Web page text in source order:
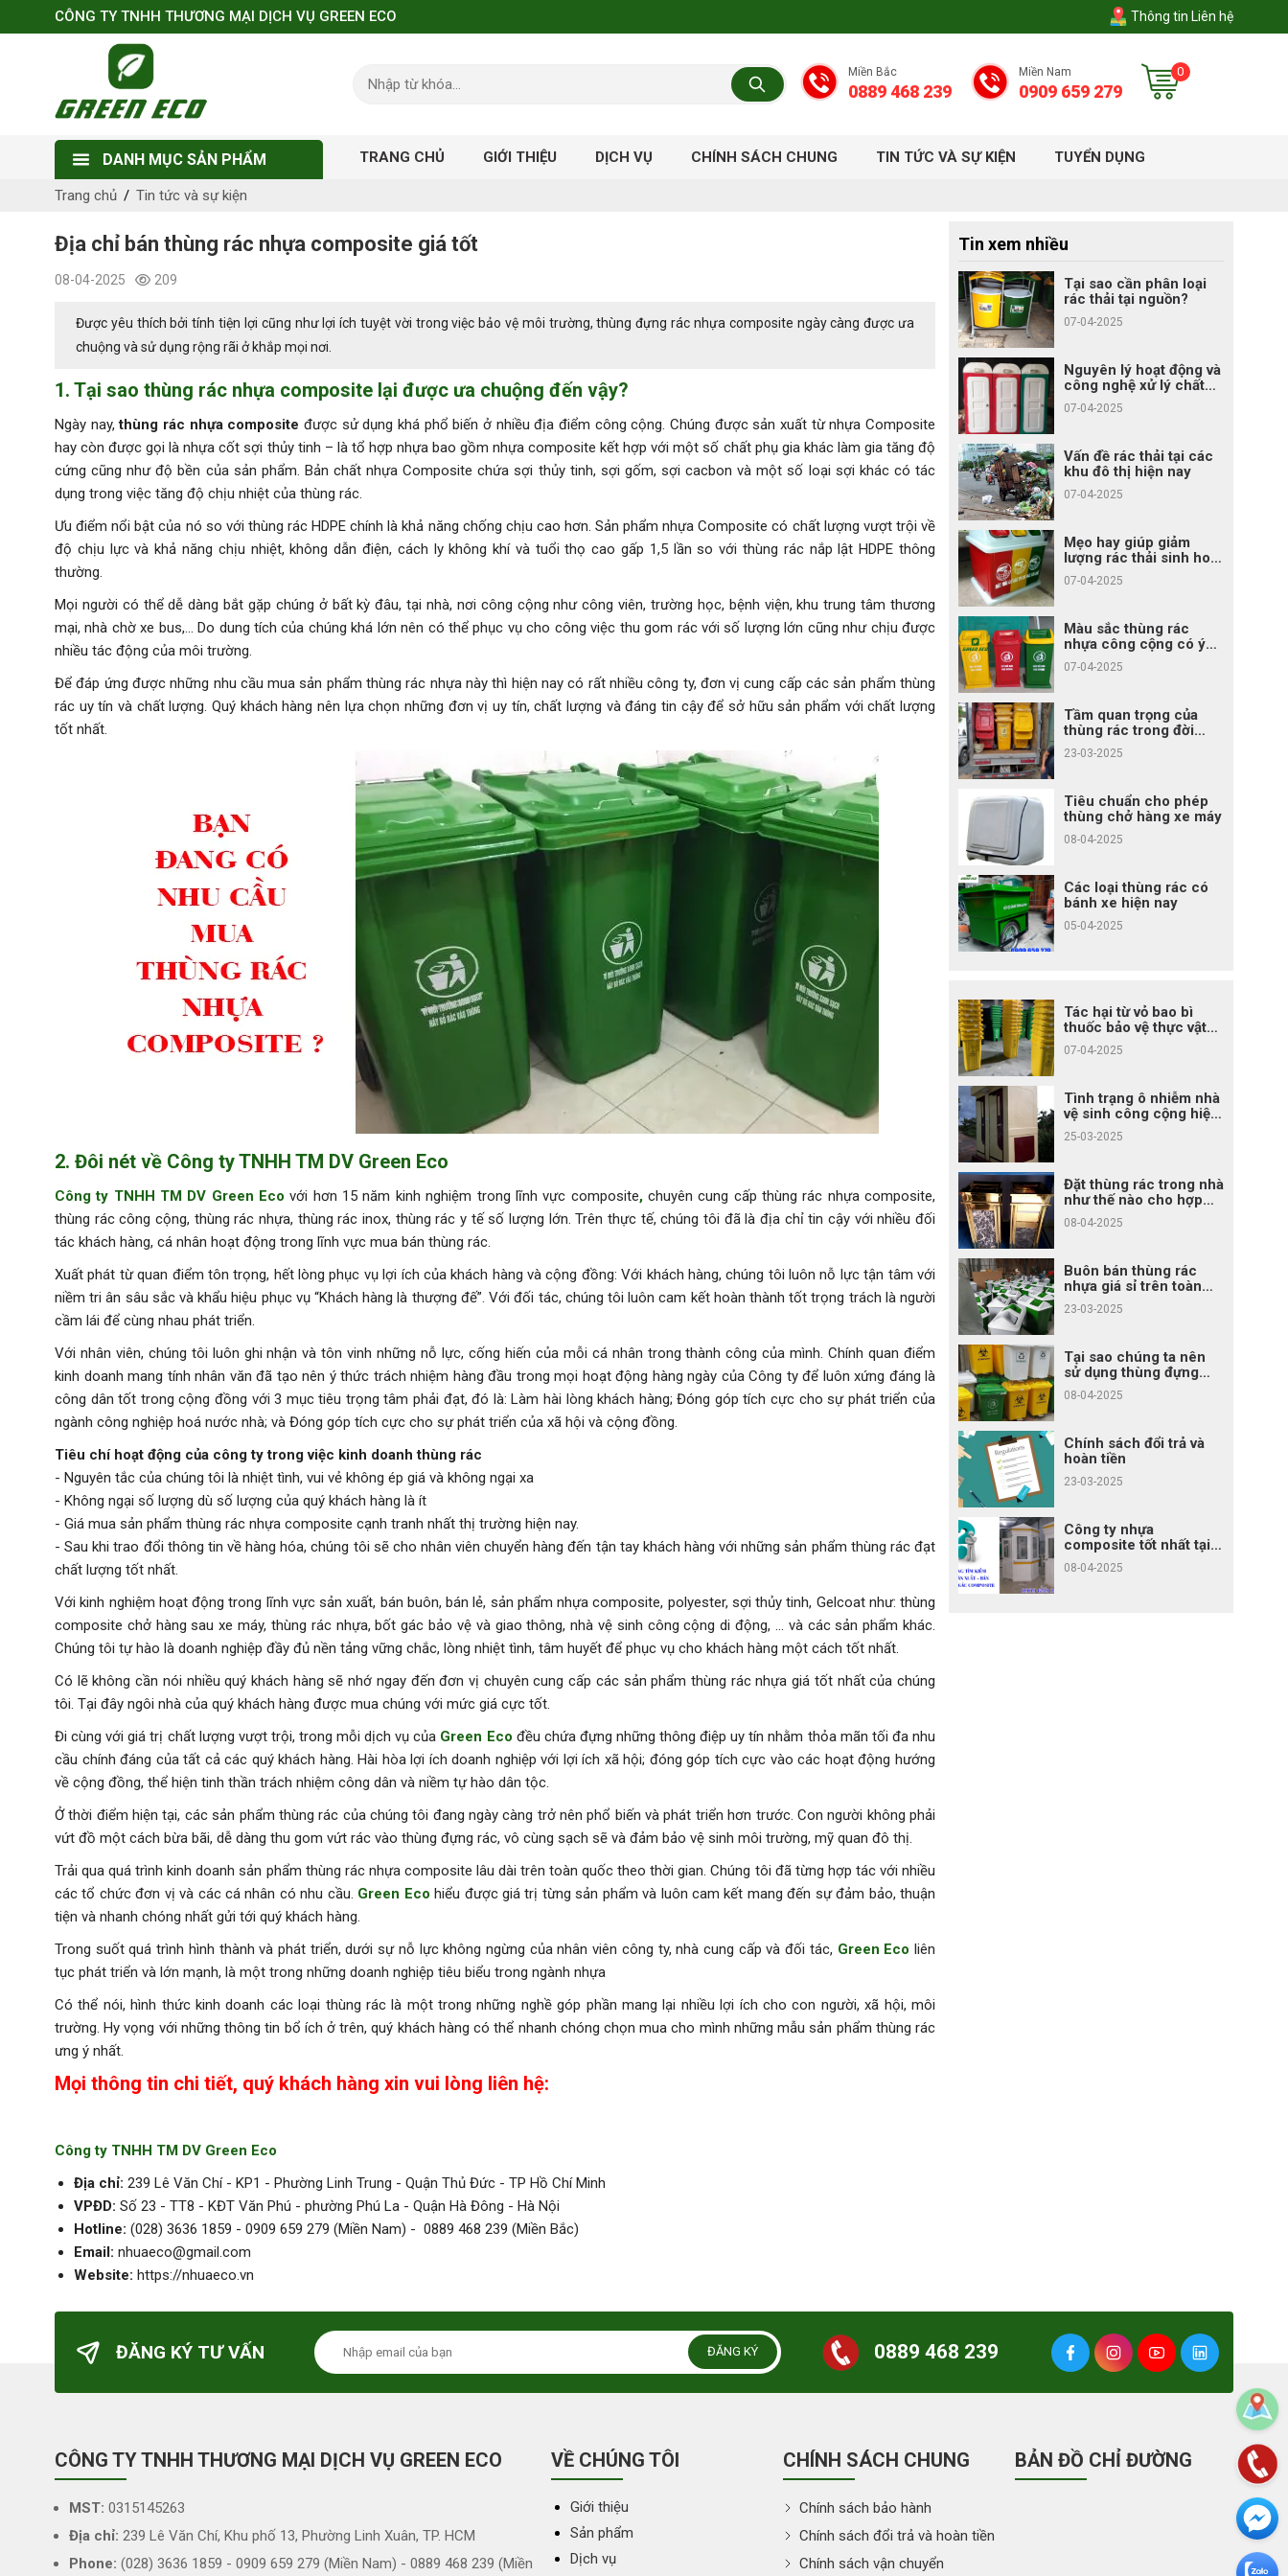
CÔNG TY TNHH THƯƠNG MẠI DỊCH VỤ GREEN ECO Thông tin Liên hệ
Miền Bắc
0889 468 239
Miền Nam
0909 659 279
0
DANH MỤC SẢN PHẨM TRANG CHỦ GIỚI THIỆU DỊCH VỤ CHÍNH SÁCH CHUNG TIN TỨC VÀ SỰ KIỆN TUYỂN DỤNG
Trang chủ Tin tức và sự kiện
Địa chỉ bán thùng rác nhựa composite giá tốt
08-04-2025 209
Được yêu thích bởi tính tiện lợi cũng như lợi ích tuyệt vời trong việc bảo vệ môi trường, thùng đựng rác nhựa composite ngày càng được ưa
chuộng và sử dụng rộng rãi ở khắp mọi nơi.
1. Tại sao thùng rác nhựa composite lại được ưa chuộng đến vậy?
Ngày nay, thùng rác nhựa composite được sử dụng khá phổ biến ở nhiều địa điểm công cộng. Chúng được sản xuất từ nhựa Composite
hay còn được gọi là nhựa cốt sợi thủy tinh – là tổ hợp nhựa bao gồm nhựa composite kết hợp với một số chất phụ gia khác làm gia tăng độ
cứng cũng như độ bền của sản phẩm. Bản chất nhựa Composite chứa sợi thủy tinh, sợi gốm, sợi cacbon và một số loại sợi khác có tác
dụng trong việc tăng độ chịu nhiệt của thùng rác.
Ưu điểm nổi bật của nó so với thùng rác HDPE chính là khả năng chống chịu cao hơn. Sản phẩm nhựa Composite có chất lượng vượt trội về
độ chịu lực và khả năng chịu nhiệt, không dẫn điện, cách ly không khí và tuổi thọ cao gấp 1,5 lần so với thùng rác nắp lật HDPE thông
thường.
Mọi người có thể dễ dàng bắt gặp chúng ở bất kỳ đâu, tại nhà, nơi công cộng như công viên, trường học, bệnh viện, khu trung tâm thương
mại, nhà chờ xe bus,… Do dung tích của chúng khá lớn nên có thể phục vụ cho công việc thu gom rác với số lượng lớn cũng như chịu được
nhiều tác động của môi trường.
Để đáp ứng được những nhu cầu mua sản phẩm thùng rác nhựa này thì hiện nay có rất nhiều công ty, đơn vị cung cấp các sản phẩm thùng
rác uy tín và chất lượng. Quý khách hàng nên lựa chọn những đơn vị uy tín, chất lượng và đáng tin cậy để sở hữu sản phẩm với chất lượng
tốt nhất.
2. Đôi nét về Công ty TNHH TM DV Green Eco
Công ty TNHH TM DV Green Ecovới hơn 15 năm kinh nghiệm trong lĩnh vực composite, chuyên cung cấp thùng rác nhựa composite,
thùng rác công cộng, thùng rác nhựa, thùng rác inox, thùng rác y tế số lượng lớn. Trên thực tế, chúng tôi đã là địa chỉ tin cậy với nhiều đối
tác khách hàng, cá nhân hoạt động trong lĩnh vực mua bán thùng rác.
Xuất phát từ quan điểm tôn trọng, hết lòng phục vụ lợi ích của khách hàng và cộng đồng: Với khách hàng, chúng tôi luôn nỗ lực tận tâm với
niềm tri ân sâu sắc và khẩu hiệu phục vụ “Khách hàng là thượng đế”. Với đối tác, chúng tôi luôn cam kết hoàn thành tốt trọng trách là người
cầm lái để cùng nhau phát triển.
Với nhân viên, chúng tôi luôn ghi nhận và tôn vinh những nỗ lực, cống hiến của mỗi cá nhân trong thành công của mình. Chính quan điểm
kinh doanh mang tính nhân văn đã tạo nên ý thức trách nhiệm hàng đầu trong mọi hoạt động hàng ngày của Công ty để luôn xứng đáng là
công dân tốt trong cộng đồng với 3 mục tiêu trọng tâm phải đạt, đó là: Làm hài lòng khách hàng; Đóng góp tích cực cho sự phát triển của
ngành công nghiệp hoá nước nhà; và Đóng góp tích cực cho sự phát triển của xã hội và cộng đồng.
Tiêu chí hoạt động của công ty trong việc kinh doanh thùng rác
- Nguyên tắc của chúng tôi là nhiệt tình, vui vẻ không ép giá và không ngại xa
- Không ngại số lượng dù số lượng của quý khách hàng là ít
- Giá mua sản phẩm thùng rác nhựa composite cạnh tranh nhất thị trường hiện nay.
- Sau khi trao đổi thông tin về hàng hóa, chúng tôi sẽ cho nhân viên chuyển hàng đến tận tay khách hàng với những sản phẩm thùng rác đạt
chất lượng tốt nhất.
Với kinh nghiệm hoạt động trong lĩnh vực sản xuất, bán buôn, bán lẻ, sản phẩm nhựa composite, polyester, sợi thủy tinh, Gelcoat như: thùng
composite chở hàng sau xe máy, thùng rác nhựa, bốt gác bảo vệ và giao thông, nhà vệ sinh công cộng di động, ... và các sản phẩm khác.
Chúng tôi tự hào là doanh nghiệp đầy đủ nền tảng vững chắc, lòng nhiệt tình, tâm huyết để phục vụ cho khách hàng một cách tốt nhất.
Có lẽ không cần nói nhiều quý khách hàng sẽ nhớ ngay đến đơn vị chuyên cung cấp các sản phẩm thùng rác nhựa giá tốt nhất của chúng
tôi. Tại đây ngôi nhà của quý khách hàng được mua chúng với mức giá cực tốt.
Đi cùng với giá trị chất lượng vượt trội, trong mỗi dịch vụ của Green Eco đều chứa đựng những thông điệp uy tín nhằm thỏa mãn tối đa nhu
cầu chính đáng của tất cả các quý khách hàng. Hài hòa lợi ích doanh nghiệp với lợi ích xã hội; đóng góp tích cực vào các hoạt động hướng
về cộng đồng, thể hiện tinh thần trách nhiệm công dân và niềm tự hào dân tộc.
Ở thời điểm hiện tại, các sản phẩm thùng rác của chúng tôi đang ngày càng trở nên phổ biến và phát triển hơn trước. Con người không phải
vứt đồ một cách bừa bãi, dễ dàng thu gom vứt rác vào thùng đựng rác, vô cùng sạch sẽ và đảm bảo vệ sinh môi trường, mỹ quan đô thị.
Trải qua quá trình kinh doanh sản phẩm thùng rác nhựa composite lâu dài trên toàn quốc theo thời gian. Chúng tôi đã từng hợp tác với nhiều
các tổ chức đơn vị và các cá nhân có nhu cầu. Green Ecohiểu được giá trị từng sản phẩm và luôn cam kết mang đến sự đảm bảo, thuận
tiện và nhanh chóng nhất gửi tới quý khách hàng.
Trong suốt quá trình hình thành và phát triển, dưới sự nỗ lực không ngừng của nhân viên công ty, nhà cung cấp và đối tác, Green Eco liên
tục phát triển và lớn mạnh, là một trong những doanh nghiệp tiêu biểu trong ngành nhựa
Có thể nói, hình thức kinh doanh các loại thùng rác là một trong những nghề góp phần mang lại nhiều lợi ích cho con người, xã hội, môi
trường. Hy vọng với những thông tin bổ ích ở trên, quý khách hàng có thể nhanh chóng chọn mua cho mình những mẫu sản phẩm thùng rác
ưng ý nhất.
Mọi thông tin chi tiết, quý khách hàng xin vui lòng liên hệ:
Công ty TNHH TM DV Green Eco
Địa chỉ: 239 Lê Văn Chí - KP1 - Phường Linh Trung - Quận Thủ Đức - TP Hồ Chí Minh
VPĐD: Số 23 - TT8 - KĐT Văn Phú - phường Phú La - Quận Hà Đông - Hà Nội
Hotline: (028) 3636 1859 - 0909 659 279 (Miền Nam) - 0889 468 239 (Miền Bắc)
Email: nhuaeco@gmail.com
Website: https://nhuaeco.vn
Tin xem nhiều
Tại sao cần phân loại
rác thải tại nguồn?
07-04-2025
Nguyên lý hoạt động và
công nghệ xử lý chất
thải của nhà vệ sinh di
động
07-04-2025
Vấn đề rác thải tại các
khu đô thị hiện nay
07-04-2025
Mẹo hay giúp giảm
lượng rác thải sinh hoạt
cho gia đình bạn
07-04-2025
Màu sắc thùng rác
nhựa công cộng có ý
nghĩa gì?
07-04-2025
Tầm quan trọng của
thùng rác trong đời
sống
23-03-2025
Tiêu chuẩn cho phép
thùng chở hàng xe máy
08-04-2025
Các loại thùng rác có
bánh xe hiện nay
05-04-2025
Tác hại từ vỏ bao bì
thuốc bảo vệ thực vật
không xử lý đúng cách
07-04-2025
Tình trạng ô nhiễm nhà
vệ sinh công cộng hiện
nay
25-03-2025
Đặt thùng rác trong nhà
như thế nào cho hợp
phong thủy?
08-04-2025
Buôn bán thùng rác
nhựa giá sỉ trên toàn
quốc
23-03-2025
Tại sao chúng ta nên
sử dụng thùng đựng
rác?
08-04-2025
Chính sách đổi trả và
hoàn tiền
23-03-2025
Công ty nhựa
composite tốt nhất tại
Tp.HCM
08-04-2025
ĐĂNG KÝ TƯ VẤN ĐĂNG KÝ 0889 468 239
CÔNG TY TNHH THƯƠNG MẠI DỊCH VỤ GREEN ECO
MST: 0315145263
Địa chỉ: 239 Lê Văn Chí, Khu phố 13, Phường Linh Xuân, TP. HCM
Phone: (028) 3636 1859 - 0909 659 279 (Miền Nam) - 0889 468 239 (Miền
VỀ CHÚNG TÔI
Giới thiệu
Sản phẩm
Dịch vụ
CHÍNH SÁCH CHUNG
Chính sách bảo hành
Chính sách đổi trả và hoàn tiền
Chính sách vận chuyển
BẢN ĐỒ CHỈ ĐƯỜNG